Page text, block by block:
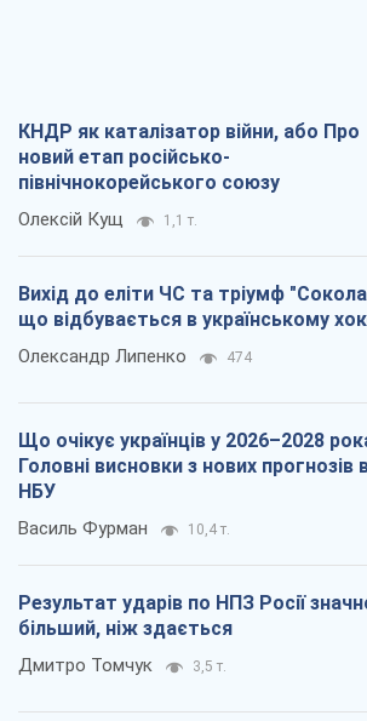
КНДР як каталізатор війни, або Про
новий етап російсько-
північнокорейського союзу
Олексій Кущ 1,1 т.
Вихід до еліти ЧС та тріумф
що відбувається в українському
Олександр Липенко 474
Що очікує українців у 2026–2028
Головні висновки з нових прогнозів
НБУ
Василь Фурман 10,4 т.
Результат ударів по НПЗ Росії
більший, ніж здається
Дмитро Томчук 3,5 т.